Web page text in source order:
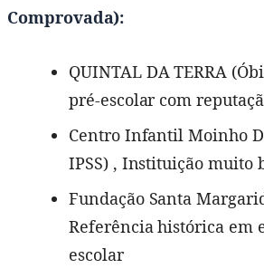
Comprovada):
QUINTAL DA TERRA
pré-escolar com
Centro Infantil Moinho
IPSS) , Instituição muito
Fundação Santa
Referência histórica em
escolar